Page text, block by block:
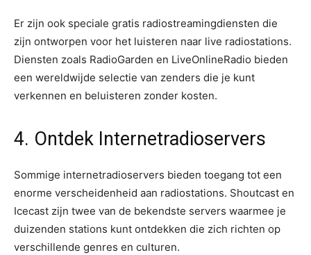
Er zijn ook speciale gratis radiostreamingdiensten die
zijn ontworpen voor het luisteren naar live radiostations.
Diensten zoals RadioGarden en LiveOnlineRadio bieden
een wereldwijde selectie van zenders die je kunt
verkennen en beluisteren zonder kosten.
4. Ontdek Internetradioservers
Sommige internetradioservers bieden toegang tot een
enorme verscheidenheid aan radiostations. Shoutcast en
Icecast zijn twee van de bekendste servers waarmee je
duizenden stations kunt ontdekken die zich richten op
verschillende genres en culturen.